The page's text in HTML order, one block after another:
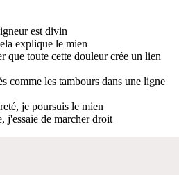
est divin
explique le mien
que toute cette douleur crée un lien
comme les tambours dans une ligne
je poursuis le mien
j'essaie de marcher droit